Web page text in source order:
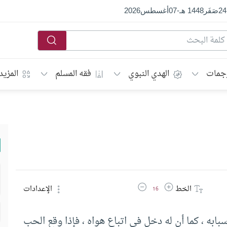
24صَفَر1448 هـ -
07أغسطس2026
الهدي النبوي فقه المسلم
الخطزيادة حجم الخط
16 تقليل حجم الخط الإعدادات
، كما أن له دخل في اتباع هواه ، فإذا وقع الحب